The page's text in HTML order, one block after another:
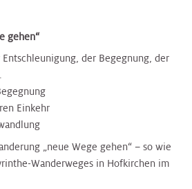
gehen“
der Begegnung, der
Einkehr
„neue Wege gehen“ – so wie
Wanderweges in Hofkirchen im